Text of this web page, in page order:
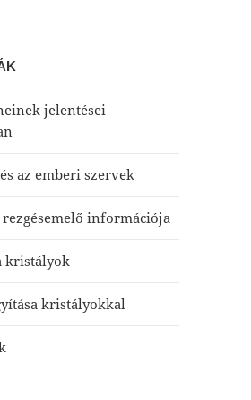
jelentései
az emberi szervek
információja
kristályok
kristályokkal